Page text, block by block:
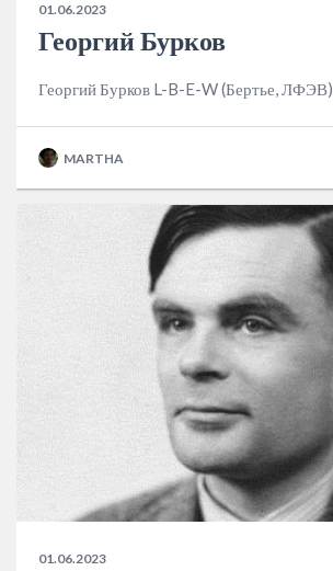
01.06.2023
Георгий Бурков
Георгий Бурков L-B-E-W (Бертье, ЛФЭВ)
MARTHA
01.06.2023